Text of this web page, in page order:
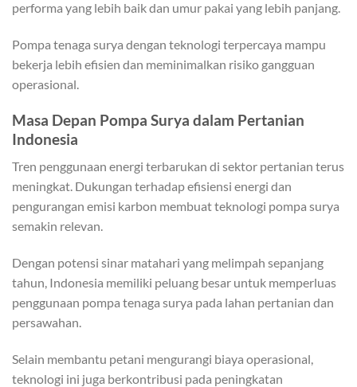
performa yang lebih baik dan umur pakai yang lebih panjang.
Pompa tenaga surya dengan teknologi terpercaya mampu
bekerja lebih efisien dan meminimalkan risiko gangguan
operasional.
Masa Depan Pompa Surya dalam Pertanian
Indonesia
Tren penggunaan energi terbarukan di sektor pertanian terus
meningkat. Dukungan terhadap efisiensi energi dan
pengurangan emisi karbon membuat teknologi pompa surya
semakin relevan.
Dengan potensi sinar matahari yang melimpah sepanjang
tahun, Indonesia memiliki peluang besar untuk memperluas
penggunaan pompa tenaga surya pada lahan pertanian dan
persawahan.
Selain membantu petani mengurangi biaya operasional,
teknologi ini juga berkontribusi pada peningkatan